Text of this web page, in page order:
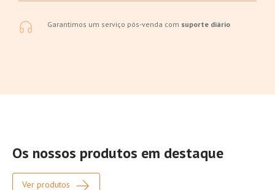
Garantimos um serviço pós-venda com suporte diário
Os nossos produtos em destaque
Ver produtos